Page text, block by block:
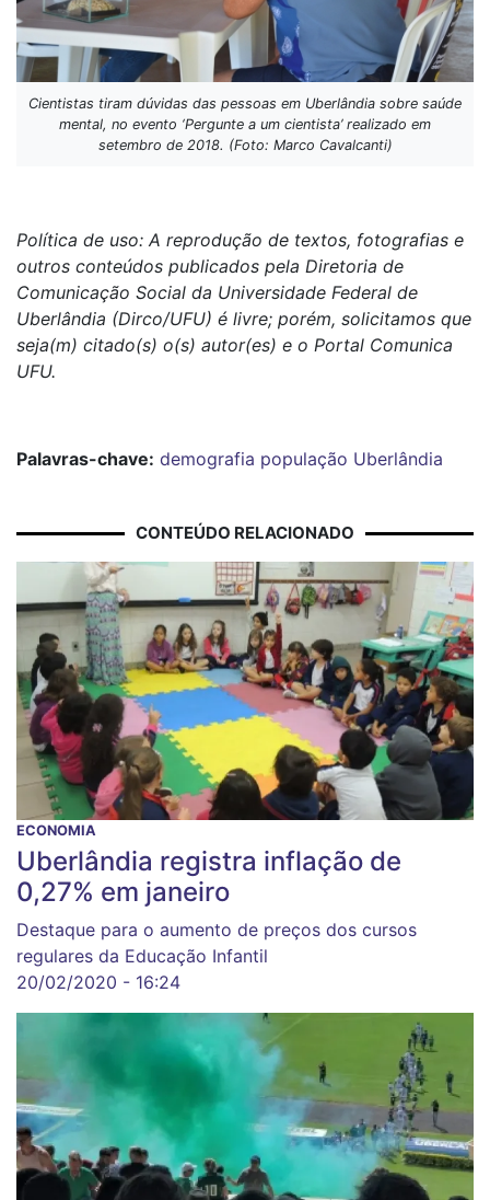
Cientistas tiram dúvidas das pessoas em Uberlândia sobre saúde
mental, no evento ‘Pergunte a um cientista’ realizado em
setembro de 2018. (Foto: Marco Cavalcanti)
Política de uso: A reprodução de textos, fotografias e
outros conteúdos publicados pela Diretoria de
Comunicação Social da Universidade Federal de
Uberlândia (Dirco/UFU) é livre; porém, solicitamos que
seja(m) citado(s) o(s) autor(es) e o Portal Comunica
UFU.
Palavras-chave: demografia população Uberlândia
CONTEÚDO RELACIONADO
ECONOMIA
Uberlândia registra inflação de
0,27% em janeiro
Destaque para o aumento de preços dos cursos
regulares da Educação Infantil
20/02/2020 - 16:24